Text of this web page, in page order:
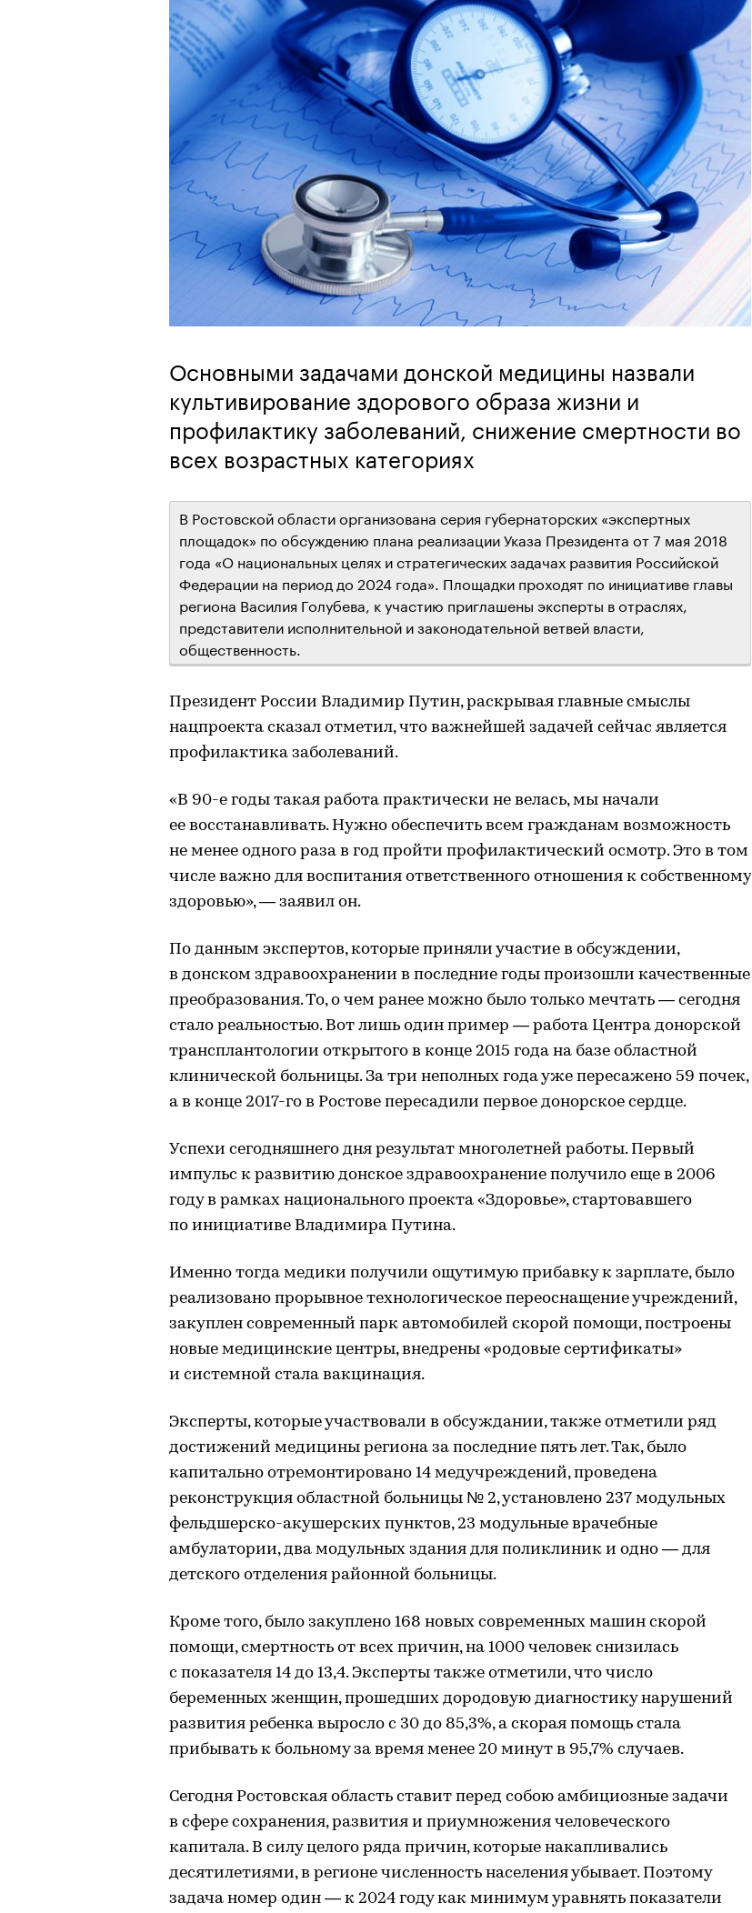
Основными задачами донской медицины назвали
культивирование здорового образа жизни и
профилактику заболеваний, снижение смертности во
всех возрастных категориях
В Ростовской области организована серия губернаторских «экспертных
площадок» по обсуждению плана реализации Указа Президента от 7 мая 2018
года «О национальных целях и стратегических задачах развития Российской
Федерации на период до 2024 года». Площадки проходят по инициативе главы
региона Василия Голубева, к участию приглашены эксперты в отраслях,
представители исполнительной и законодательной ветвей власти,
общественность.
Президент России Владимир Путин, раскрывая главные смыслы
нацпроекта сказал отметил, что важнейшей задачей сейчас является
профилактика заболеваний.
«В 90-е годы такая работа практически не велась, мы начали
ее восстанавливать. Нужно обеспечить всем гражданам возможность
не менее одного раза в год пройти профилактический осмотр. Это в том
числе важно для воспитания ответственного отношения к собственному
здоровью», — заявил он.
По данным экспертов, которые приняли участие в обсуждении,
в донском здравоохранении в последние годы произошли качественные
преобразования. То, о чем ранее можно было только мечтать — сегодня
стало реальностью. Вот лишь один пример — работа Центра донорской
трансплантологии открытого в конце 2015 года на базе областной
клинической больницы. За три неполных года уже пересажено 59 почек,
а в конце 2017-го в Ростове пересадили первое донорское сердце.
Успехи сегодняшнего дня результат многолетней работы. Первый
импульс к развитию донское здравоохранение получило еще в 2006
году в рамках национального проекта «Здоровье», стартовавшего
по инициативе Владимира Путина.
Именно тогда медики получили ощутимую прибавку к зарплате, было
реализовано прорывное технологическое переоснащение учреждений,
закуплен современный парк автомобилей скорой помощи, построены
новые медицинские центры, внедрены «родовые сертификаты»
и системной стала вакцинация.
Эксперты, которые участвовали в обсуждании, также отметили ряд
достижений медицины региона за последние пять лет. Так, было
капитально отремонтировано 14 медучреждений, проведена
реконструкция областной больницы № 2, установлено 237 модульных
фельдшерско-акушерских пунктов, 23 модульные врачебные
амбулатории, два модульных здания для поликлиник и одно — для
детского отделения районной больницы.
Кроме того, было закуплено 168 новых современных машин скорой
помощи, смертность от всех причин, на 1000 человек снизилась
с показателя 14 до 13,4. Эксперты также отметили, что число
беременных женщин, прошедших дородовую диагностику нарушений
развития ребенка выросло с 30 до 85,3%, а скорая помощь стала
прибывать к больному за время менее 20 минут в 95,7% случаев.
Сегодня Ростовская область ставит перед собою амбициозные задачи
в сфере сохранения, развития и приумножения человеческого
капитала. В силу целого ряда причин, которые накапливались
десятилетиями, в регионе численность населения убывает. Поэтому
задача номер один — к 2024 году как минимум уравнять показатели